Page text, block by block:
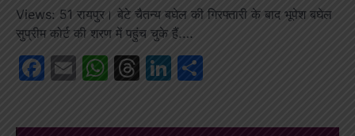
Views: 51 रायपुर। बेटे चैतन्य बघेल की गिरफ्तारी के बाद भूपेश बघेल
सुप्रीम कोर्ट की शरण में पहुंच चुके हैं.…
Facebook
EmailWhatsApp
Threads
LinkedIn